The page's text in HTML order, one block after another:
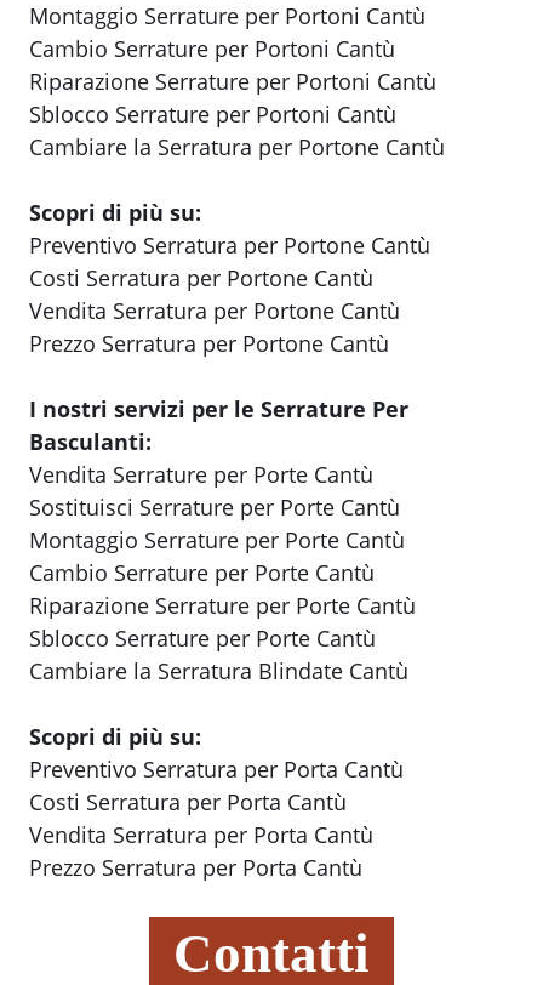
Montaggio Serrature per Portoni Cantù
Cambio Serrature per Portoni Cantù
Riparazione Serrature per Portoni Cantù
Sblocco Serrature per Portoni Cantù
Cambiare la Serratura per Portone Cantù
Scopri di più su:
Preventivo Serratura per Portone Cantù
Costi Serratura per Portone Cantù
Vendita Serratura per Portone Cantù
Prezzo Serratura per Portone Cantù
I nostri servizi per le Serrature Per
Basculanti:
Vendita Serrature per Porte Cantù
Sostituisci Serrature per Porte Cantù
Montaggio Serrature per Porte Cantù
Cambio Serrature per Porte Cantù
Riparazione Serrature per Porte Cantù
Sblocco Serrature per Porte Cantù
Cambiare la Serratura Blindate Cantù
Scopri di più su:
Preventivo Serratura per Porta Cantù
Costi Serratura per Porta Cantù
Vendita Serratura per Porta Cantù
Prezzo Serratura per Porta Cantù
Contatti